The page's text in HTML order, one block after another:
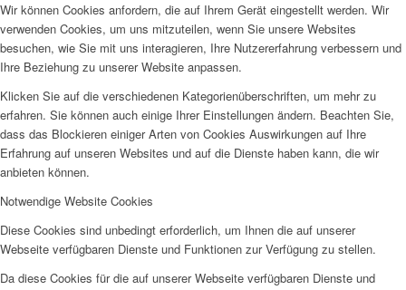
Wir können Cookies anfordern, die auf Ihrem Gerät eingestellt werden. Wir
verwenden Cookies, um uns mitzuteilen, wenn Sie unsere Websites
besuchen, wie Sie mit uns interagieren, Ihre Nutzererfahrung verbessern und
Ihre Beziehung zu unserer Website anpassen.
Klicken Sie auf die verschiedenen Kategorienüberschriften, um mehr zu
erfahren. Sie können auch einige Ihrer Einstellungen ändern. Beachten Sie,
dass das Blockieren einiger Arten von Cookies Auswirkungen auf Ihre
Erfahrung auf unseren Websites und auf die Dienste haben kann, die wir
anbieten können.
Notwendige Website Cookies
Diese Cookies sind unbedingt erforderlich, um Ihnen die auf unserer
Webseite verfügbaren Dienste und Funktionen zur Verfügung zu stellen.
Da diese Cookies für die auf unserer Webseite verfügbaren Dienste und